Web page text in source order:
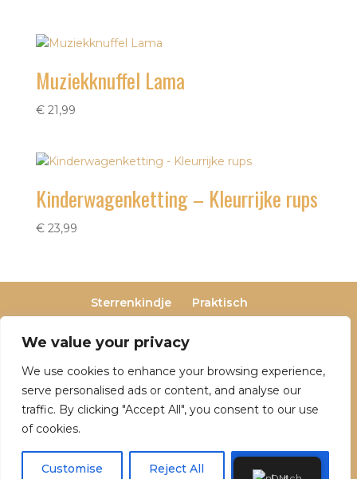
We value your privacy
We use cookies to enhance your browsing experience,
serve personalised ads or content, and analyse our
traffic. By clicking "Accept All", you consent to our use
of cookies.
Customise Reject All Accept All
Muziekknuffel Lama
€21,99
Kinderwagenketting – Kleurrijke rups
€23,99
Sterrenkindje
Praktisch
Privacy- en cookieverklaring
Terugbetaal- en retourneringsbeleid
Over Dutch Dreamers
voorbehouden | KvK-nummer: 90797191 | Btw-